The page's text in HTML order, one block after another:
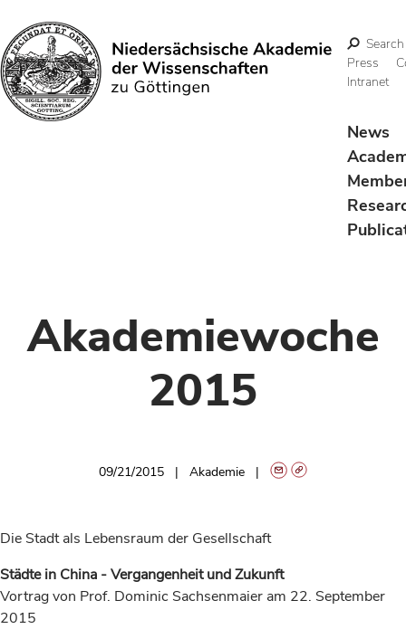
Search
Search
Press
Intranet
News
Akademiewoche
2015
09/21/2015 Akademie
Die Stadt als Lebensraum der Gesellschaft
Städte in China - Vergangenheit und Zukunft
Vortrag von Prof. Dominic Sachsenmaier am 22. September
2015